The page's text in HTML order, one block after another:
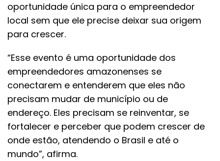
oportunidade única para o empreendedor
local sem que ele precise deixar sua origem
para crescer.
“Esse evento é uma oportunidade dos
empreendedores amazonenses se
conectarem e entenderem que eles não
precisam mudar de município ou de
endereço. Eles precisam se reinventar, se
fortalecer e perceber que podem crescer de
onde estão, atendendo o Brasil e até o
mundo”, afirma.